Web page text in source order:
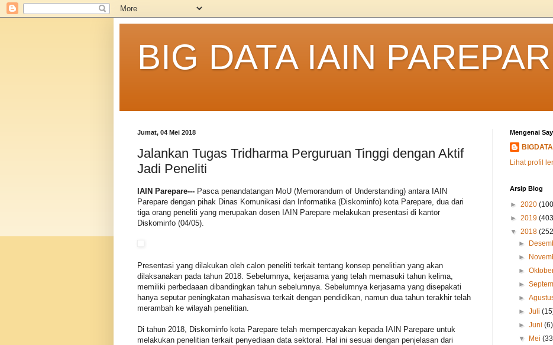
BIG DATA IAIN
Jumat, 04 Mei 2018
Jalankan Tugas Tridharma Perguruan Tinggi dengan Aktif
Jadi Peneliti
IAIN Parepare--- Pasca penandatangan MoU (Memorandum of Understanding) antara IAIN
Parepare dengan pihak Dinas Komunikasi dan Informatika (Diskominfo) kota Parepare, dua dari
tiga orang peneliti yang merupakan dosen IAIN Parepare melakukan presentasi di kantor
Diskominfo (04/05).
Presentasi yang dilakukan oleh calon peneliti terkait tentang konsep penelitian yang akan
dilaksanakan pada tahun 2018. Sebelumnya, kerjasama yang telah memasuki tahun kelima,
memiliki perbedaaan dibandingkan tahun sebelumnya. Sebelumnya kerjasama yang disepakati
hanya seputar peningkatan mahasiswa terkait dengan pendidikan, namun dua tahun terakhir telah
merambah ke wilayah penelitian.
Di tahun 2018, Diskominfo kota Parepare telah mempercayakan kepada IAIN Parepare untuk
melakukan penelitian terkait penyediaan data sektoral. Hal ini sesuai dengan penjelasan dari
Mengenai
Lihat profil
Arsip Blog
► 2020
► 2019
▼ 2018
►
►
►
►
►
►Juli
►Juni(6)
▼
Mei